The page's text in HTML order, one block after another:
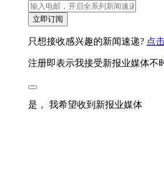
立即订阅
只想接收感兴趣的新闻速递? 点
注册即表示我接受新报业媒体不
是， 我希望收到新报业媒体